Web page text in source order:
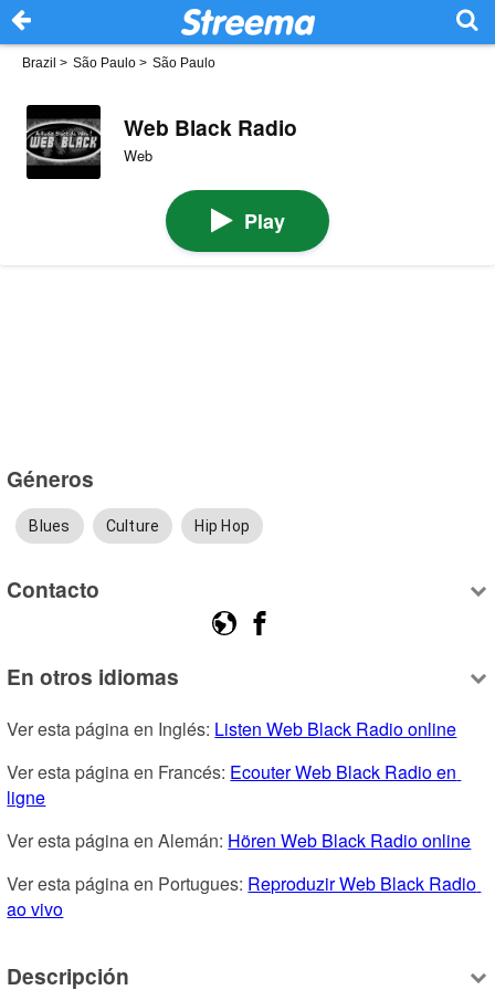
Brazil > São Paulo > São Paulo
Web Black Radio
Web
Play
Géneros
Blues Culture Hip Hop
Contacto
En otros idiomas
Ver esta página en Inglés: Listen Web Black Radio online
Ver esta página en Francés: Ecouter Web Black Radio en
ligne
Ver esta página en Alemán: Hören Web Black Radio online
Ver esta página en Portugues: Reproduzir Web Black Radio
ao vivo
Descripción